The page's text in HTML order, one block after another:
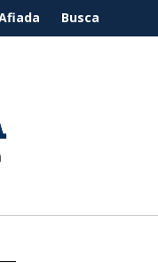
Busca